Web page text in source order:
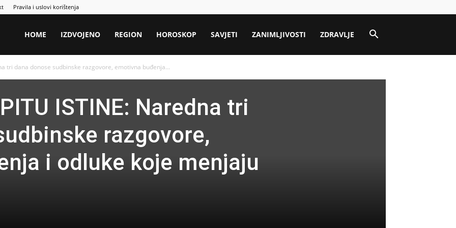
Pravila i uslovi korištenja
HOME IZDVOJENO REGION HOROSKOP SAVJETI ZANIMLJIVOSTI ZDRAVLJE
tri dana donose sudbinske razgovore, emotivna buđenja...
ISTINE: Naredna tri
razgovore,
i odluke koje menjaju